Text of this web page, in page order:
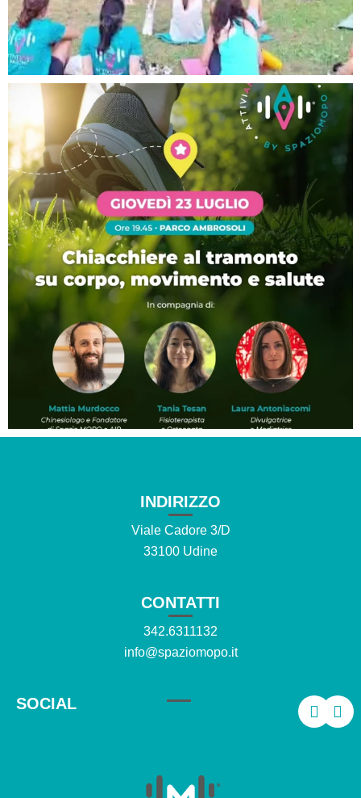
INDIRIZZO
Viale Cadore 3/D
33100 Udine
CONTATTI
342.6311132
info@spaziomopo.it
SOCIAL